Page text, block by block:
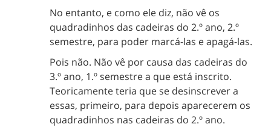
No entanto, e como ele diz, não vê os
quadradinhos das cadeiras do 2.º ano, 2.º
semestre, para poder marcá-las e apagá-las.
Pois não. Não vê por causa das cadeiras do
3.º ano, 1.º semestre a que está inscrito.
Teoricamente teria que se desinscrever a
essas, primeiro, para depois aparecerem os
quadradinhos nas cadeiras do 2.º ano.